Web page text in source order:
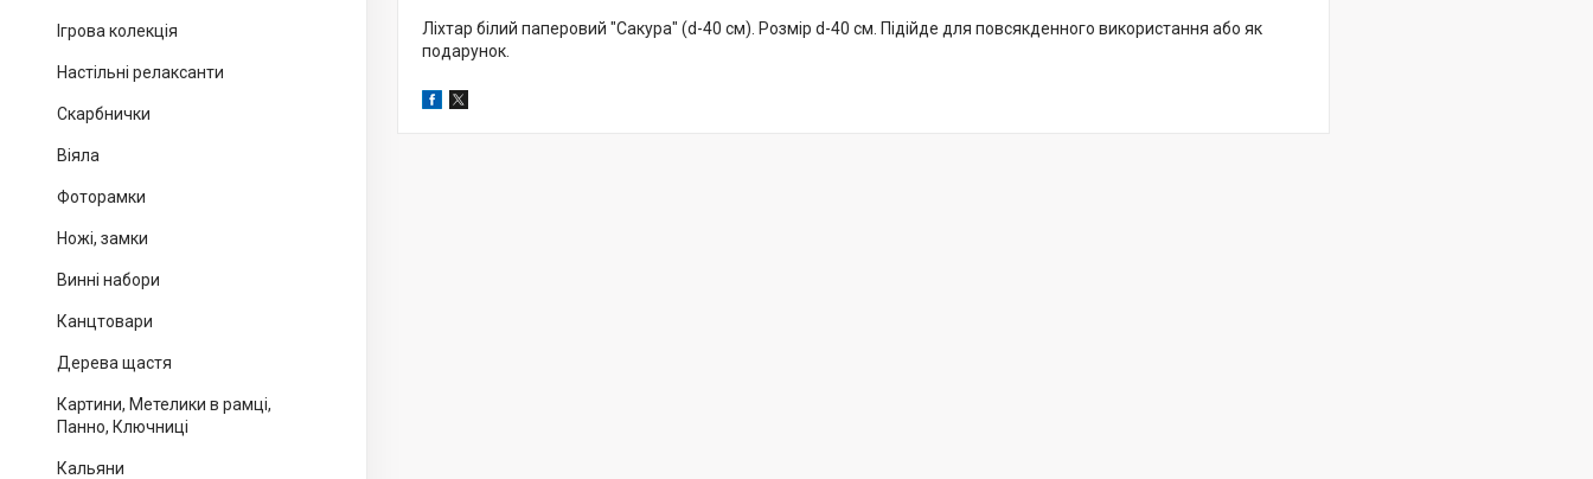
Ігрова колекція
Настільні релаксанти
Скарбнички
Віяла
Фоторамки
Ножі, замки
Винні набори
Канцтовари
Дерева щастя
Картини, Метелики в рамці,
Панно, Ключниці
Кальяни
Ліхтар білий паперовий "Сакура" (d-40 см). Розмір d-40 см. Підійде для повсякденного використання або як
подарунок.